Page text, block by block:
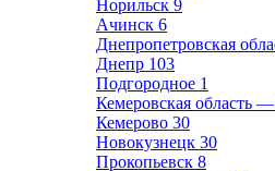
Норильск 9
Ачинск 6
Днепропетровская
Днепр 103
Подгородное 1
Кемеровская область —
Кемерово 30
Новокузнецк 30
Прокопьевск 8